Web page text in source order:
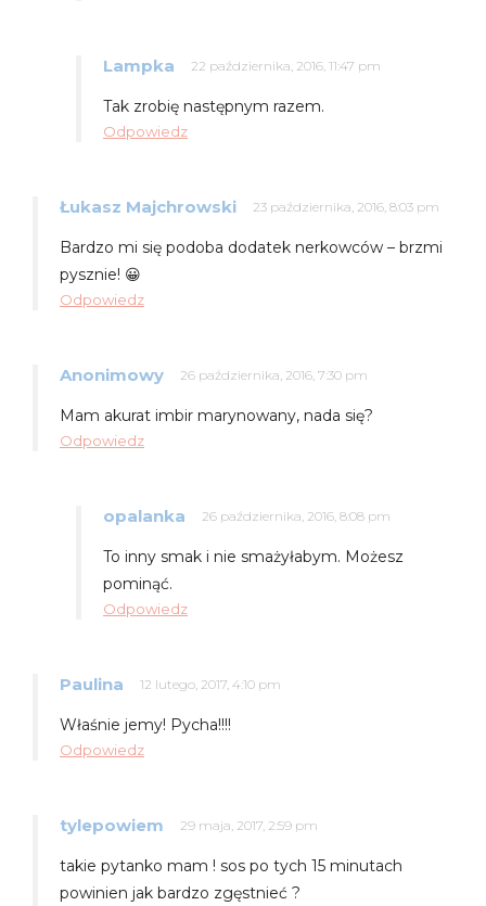
Lampka 22 października, 2016, 11:47 pm
Tak zrobię następnym razem.
Odpowiedz
Łukasz Majchrowski 23 października, 2016, 8:03 pm
Bardzo mi się podoba dodatek nerkowców – brzmi
pysznie! 😀
Odpowiedz
Anonimowy 26 października, 2016, 7:30 pm
Mam akurat imbir marynowany, nada się?
Odpowiedz
opalanka 26 października, 2016, 8:08 pm
To inny smak i nie smażyłabym. Możesz
pominąć.
Odpowiedz
Paulina 12 lutego, 2017, 4:10 pm
Właśnie jemy! Pycha!!!!
Odpowiedz
tylepowiem 29 maja, 2017, 2:59 pm
takie pytanko mam ! sos po tych 15 minutach
powinien jak bardzo zgęstnieć ?